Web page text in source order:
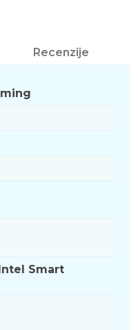
Recenzije
Smart